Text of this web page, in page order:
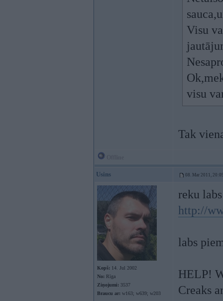
Visu
visu
Tak
Usins 08. Mar 2011,
Kopš: 14. Jul 2002
No: Rīga
Ziņojumi: 3537
Braucu ar: w163; w639; w203
reku
http://
labs
HELP!
Creaks